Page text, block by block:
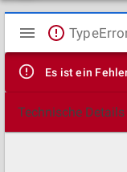
Mirador
Viewer
Es ist ein
Technische Details